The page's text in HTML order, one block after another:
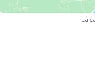
La